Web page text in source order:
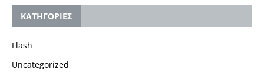
KΑΤΗΓΟΡΙΕΣ
Flash
Uncategorized